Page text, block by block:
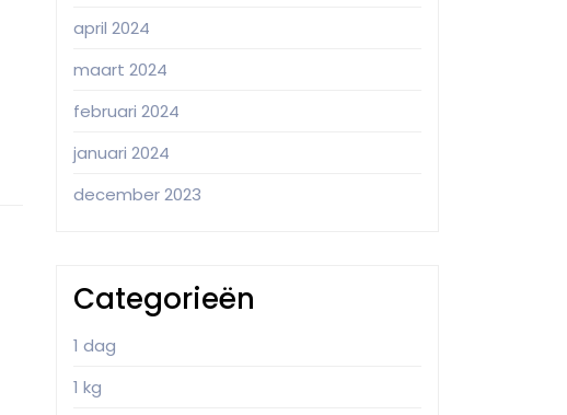
april 2024
maart 2024
februari 2024
januari 2024
december 2023
Categorieën
1 dag
1 kg